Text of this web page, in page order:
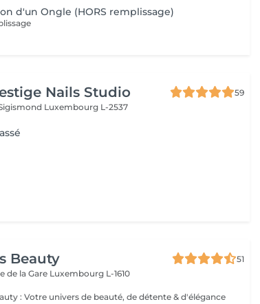
d'un Ongle (HORS remplissage)
Nails Studio
59
Luxembourg L-2537
Beauty
51
de la Gare Luxembourg L-1610
: Votre univers de beauté, de détente & d'élégance